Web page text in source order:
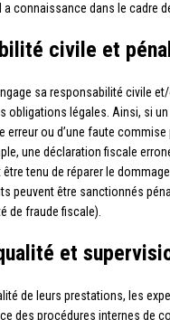
connaissance dans le cadre
civile et
sa responsabilité civile
obligations légales. Ainsi, si
erreur ou d’une faute commise
une déclaration fiscale
tenu de réparer le
peuvent être sanctionnés
de fraude fiscale).
et
de leurs prestations, les
des procédures internes de